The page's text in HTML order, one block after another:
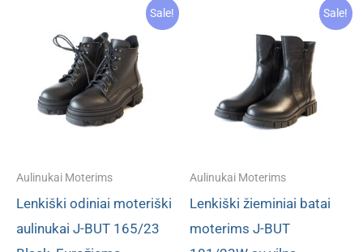
Sale!
Aulinukai Moterims
Lenkiški odiniai moteriški
aulinukai J-BUT 165/23
Sale!
Aulinukai Moterims
Lenkiški žieminiai batai
moterims J-BUT